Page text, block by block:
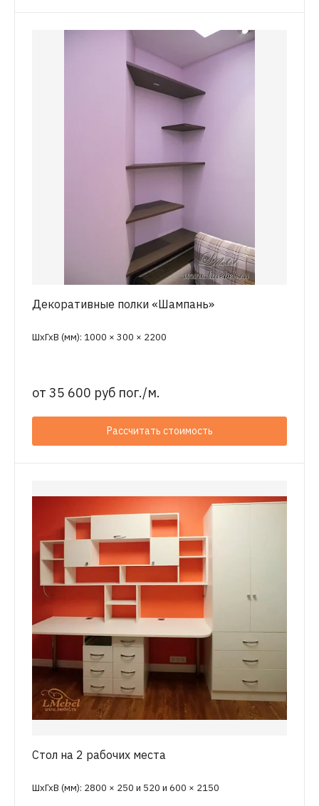
Декоративные полки «Шампань»
ШхГхВ (мм): 1000 × 300 × 2200
от 35 600 руб пог./м.
Рассчитать стоимость
Стол на 2 рабочих места
ШхГхВ (мм): 2800 × 250 и 520 и 600 × 2150